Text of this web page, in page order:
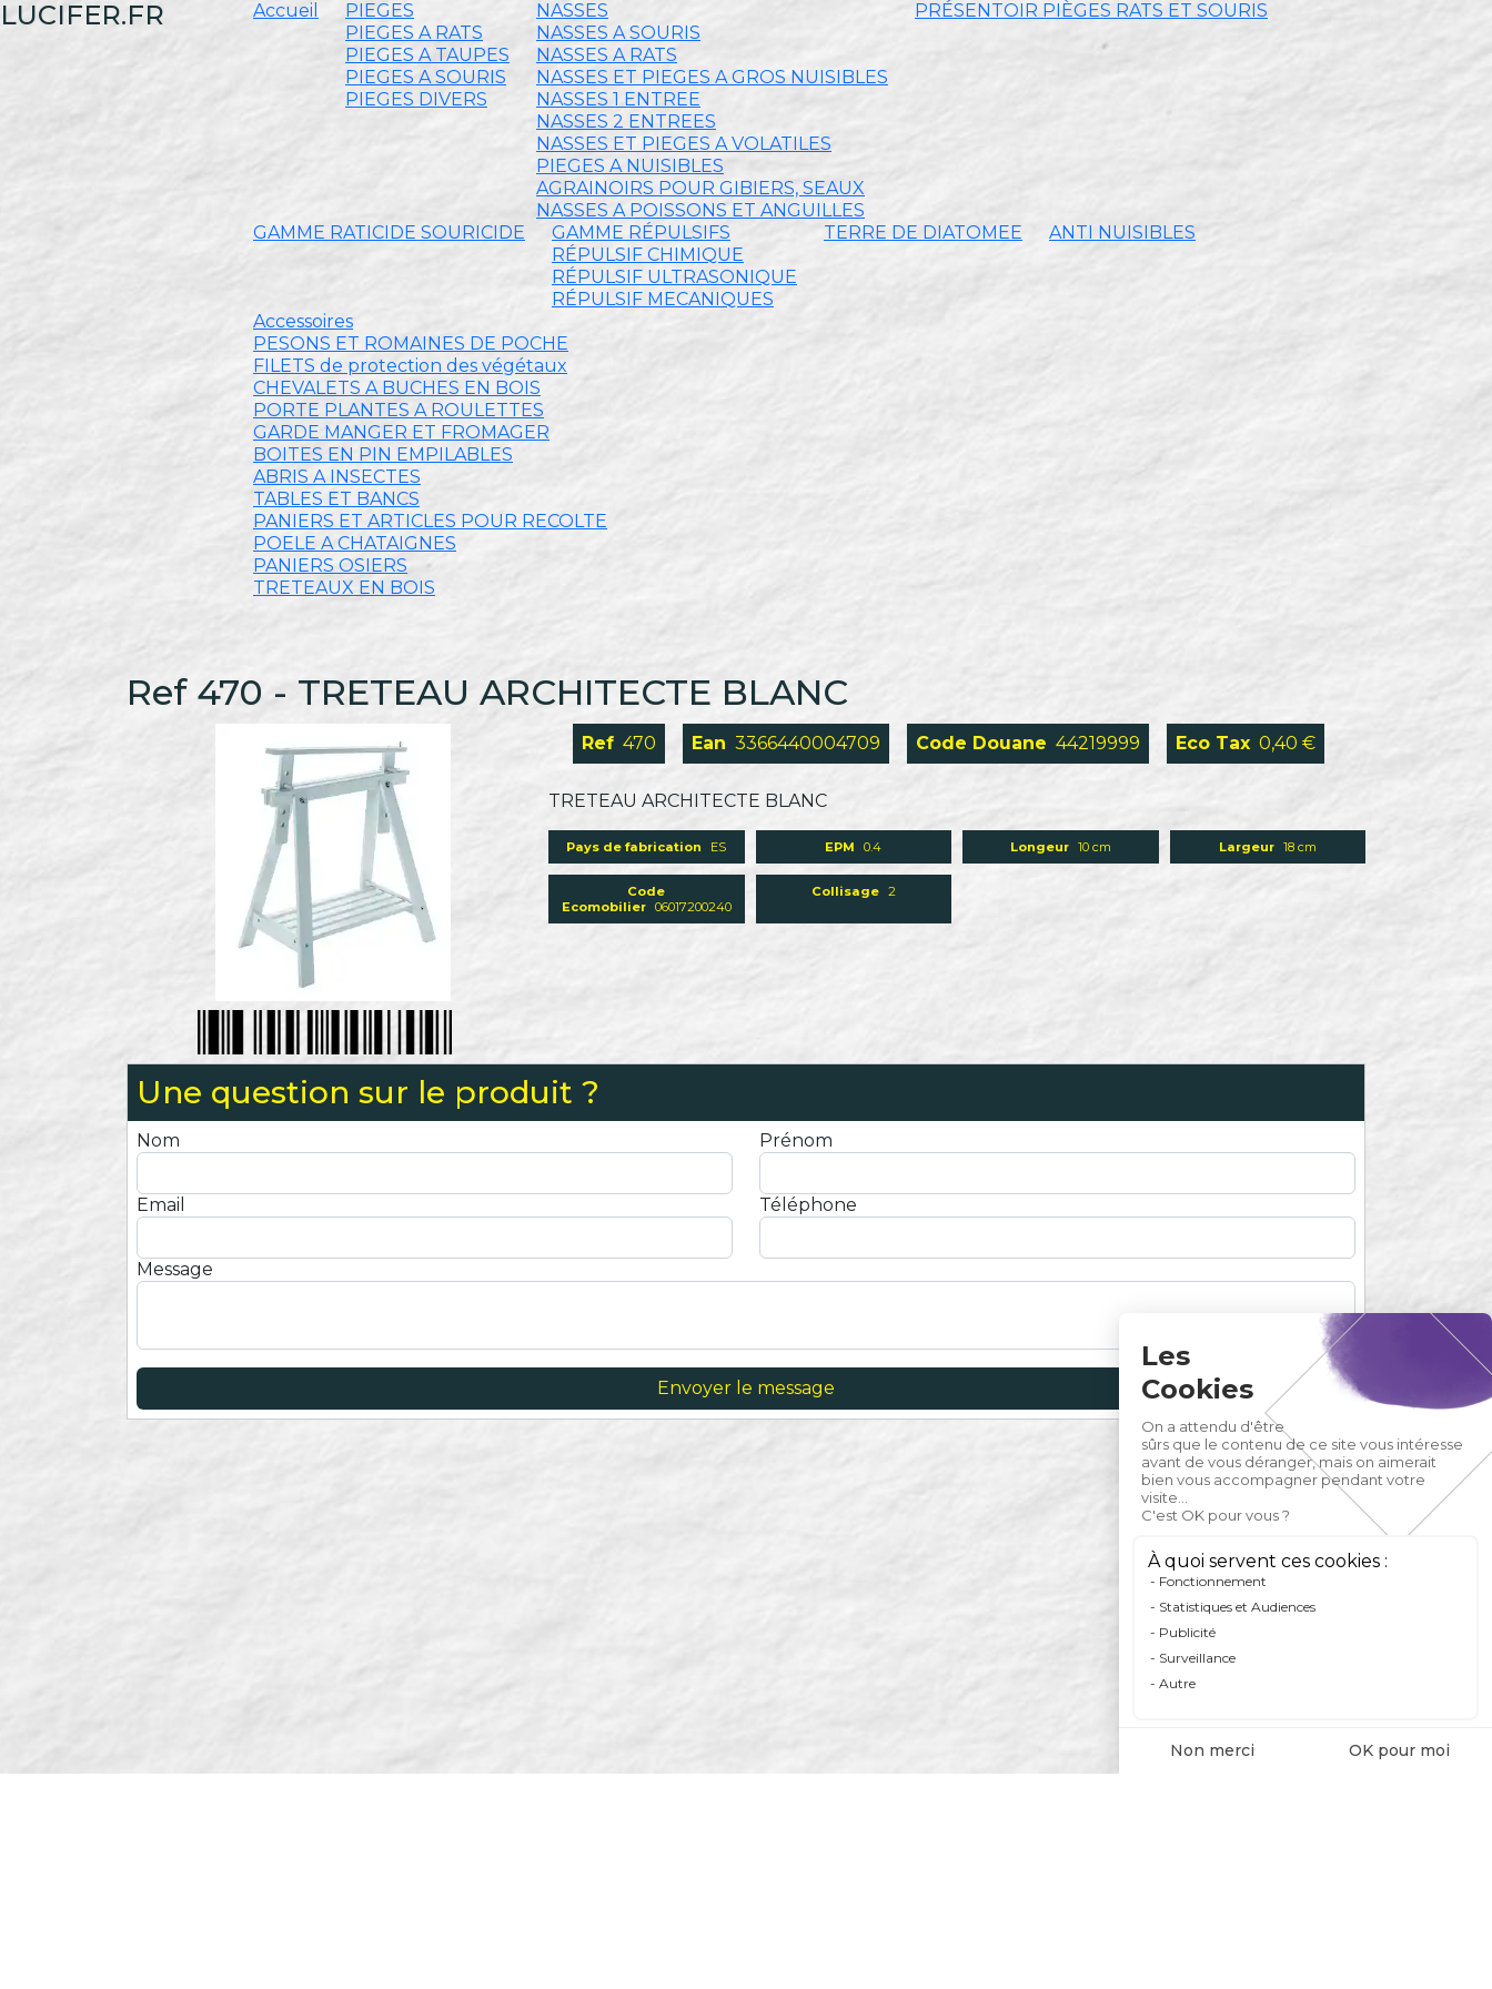
LUCIFER.FR Accueil
PIEGES
PIEGES A RATS
PIEGES A TAUPES
PIEGES A SOURIS
PIEGES DIVERS
NASSES
NASSES A SOURIS
NASSES A RATS
NASSES ET PIEGES A GROS NUISIBLES
NASSES 1 ENTREE
NASSES 2 ENTREES
NASSES ET PIEGES A VOLATILES
PIEGES A NUISIBLES
AGRAINOIRS POUR GIBIERS, SEAUX
NASSES A POISSONS ET ANGUILLES
PRÉSENTOIR PIÈGES RATS ET SOURIS
GAMME RATICIDE SOURICIDE
GAMME RÉPULSIFS
RÉPULSIF CHIMIQUE
RÉPULSIF ULTRASONIQUE
RÉPULSIF MECANIQUES
TERRE DE DIATOMEE ANTI NUISIBLES
Accessoires
PESONS ET ROMAINES DE POCHE
FILETS de protection des végétaux
CHEVALETS A BUCHES EN BOIS
PORTE PLANTES A ROULETTES
GARDE MANGER ET FROMAGER
BOITES EN PIN EMPILABLES
ABRIS A INSECTES
TABLES ET BANCS
PANIERS ET ARTICLES POUR RECOLTE
POELE A CHATAIGNES
PANIERS OSIERS
TRETEAUX EN BOIS
Ref 470 - TRETEAU ARCHITECTE BLANC
Ref 470 Ean 3366440004709 Code Douane 44219999 Eco Tax 0,40 €
TRETEAU ARCHITECTE BLANC
Pays de fabrication ES EPM 0.4 Longeur 10 cm Largeur 18 cm
Code
Ecomobilier 06017200240
Collisage 2
Une question sur le produit ?
Nom Prénom
Email Téléphone
Message
Envoyer le message
Les
Cookies
On a attendu d'être
sûrs que le contenu de ce site vous intéresse
avant de vous déranger, mais on aimerait
bien vous accompagner pendant votre
visite...
C'est OK pour vous ?
À quoi servent ces cookies :
Fonctionnement
Statistiques et Audiences
Publicité
Surveillance
Autre
Non merci OK pour moi